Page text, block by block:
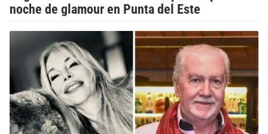
noche de glamour en Punta del Este